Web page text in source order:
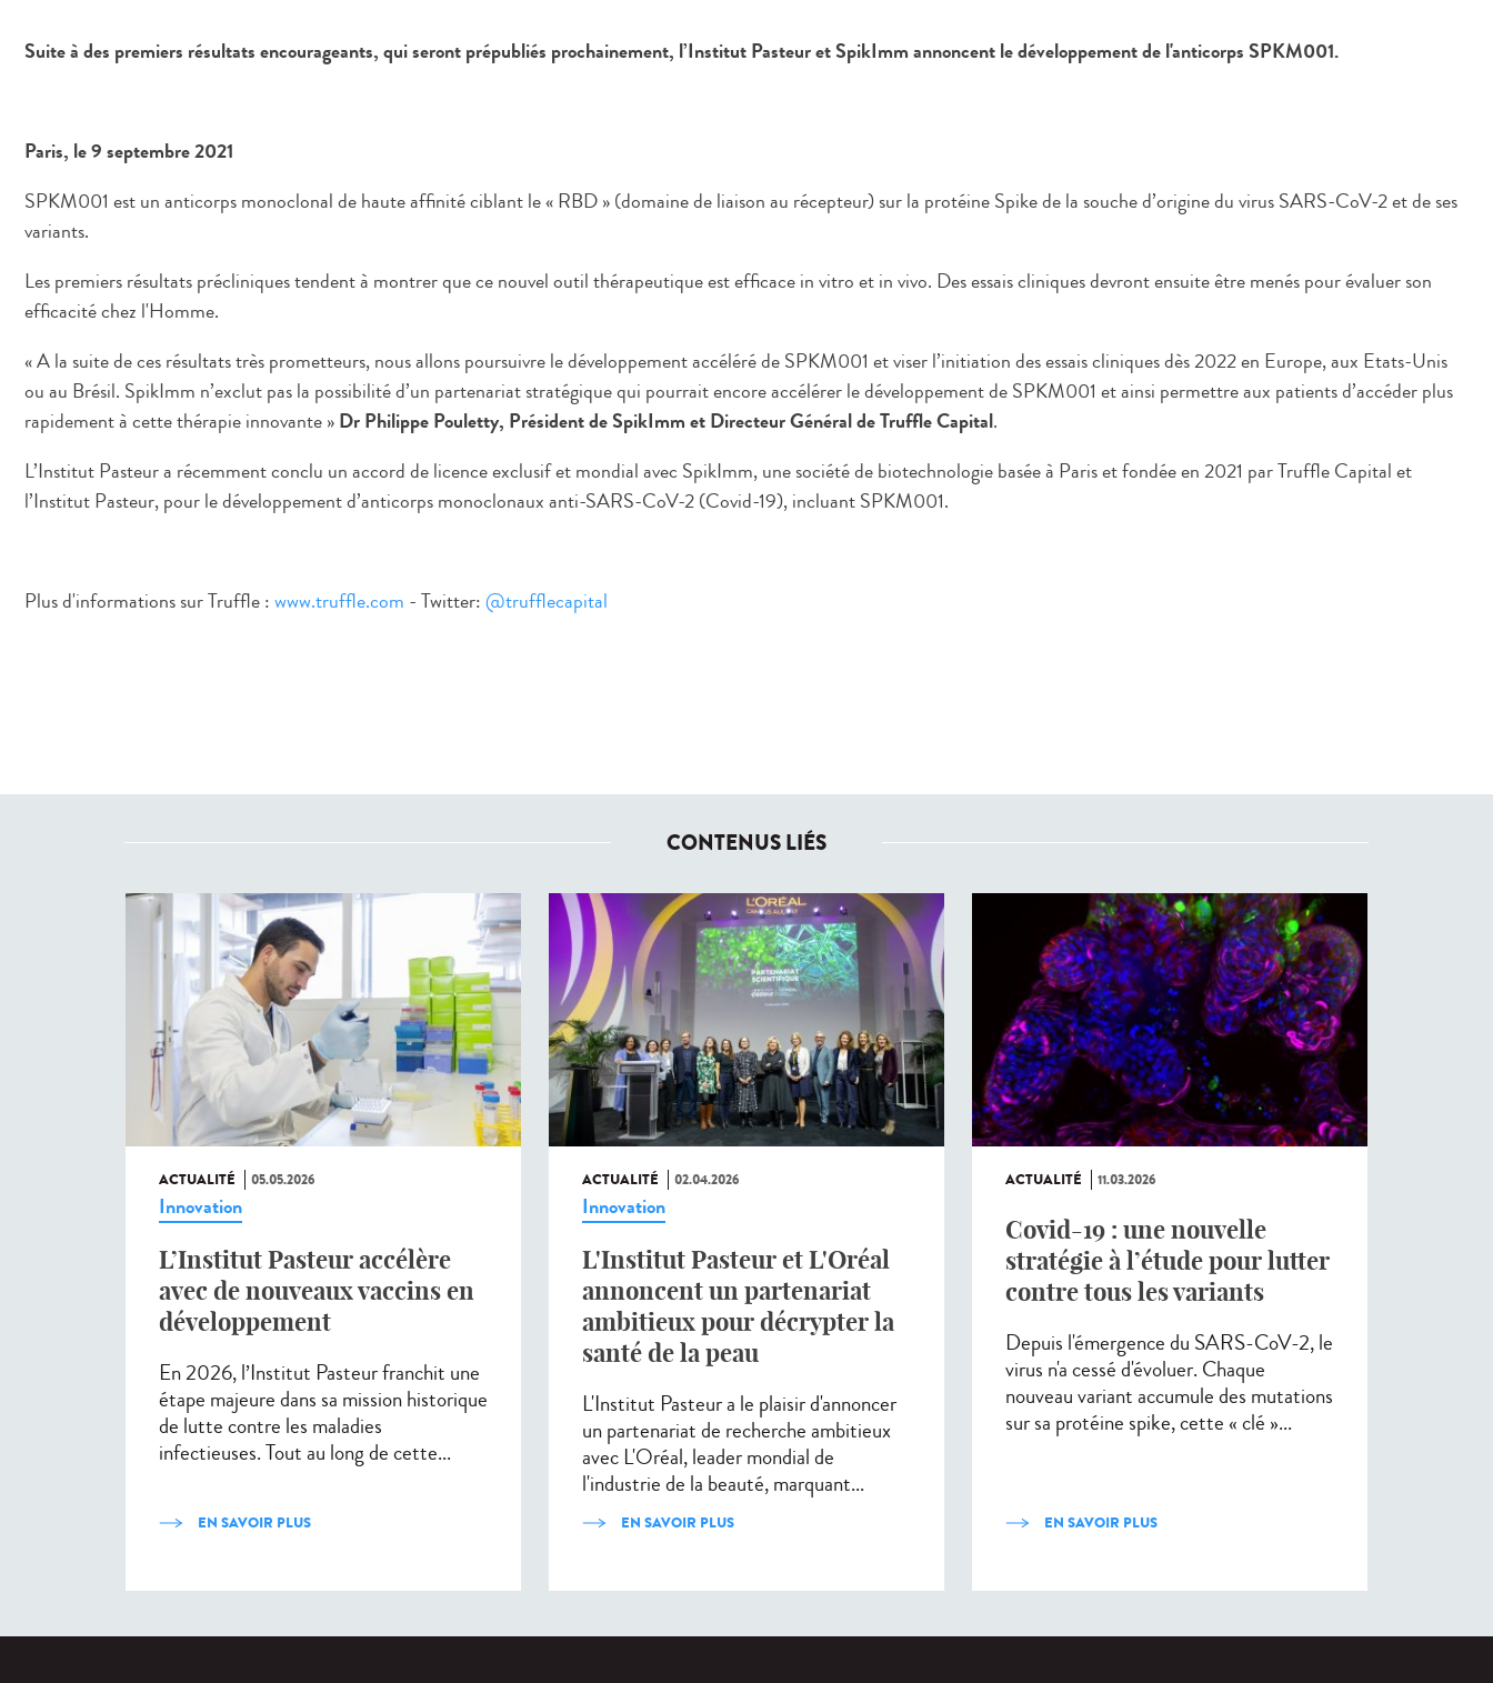
Suite à des premiers résultats encourageants, qui seront prépubliés prochainement, l’Institut Pasteur et SpikImm annoncent le développement de l'anticorps SPKM001.
Paris, le 9 septembre 2021
SPKM001 est un anticorps monoclonal de haute affinité ciblant le « RBD » (domaine de liaison au récepteur) sur la protéine Spike de la souche d’origine du virus SARS-CoV-2 et de ses
variants.
Les premiers résultats précliniques tendent à montrer que ce nouvel outil thérapeutique est efficace in vitro et in vivo. Des essais cliniques devront ensuite être menés pour évaluer son
efficacité chez l'Homme.
« A la suite de ces résultats très prometteurs, nous allons poursuivre le développement accéléré de SPKM001 et viser l’initiation des essais cliniques dès 2022 en Europe, aux Etats-Unis
ou au Brésil. SpikImm n’exclut pas la possibilité d’un partenariat stratégique qui pourrait encore accélérer le développement de SPKM001 et ainsi permettre aux patients d’accéder plus
rapidement à cette thérapie innovante »Dr Philippe Pouletty, Président de SpikImm et Directeur Général de Truffle Capital.
L’Institut Pasteur a récemment conclu un accord de licence exclusif et mondial avec SpikImm, une société de biotechnologie basée à Paris et fondée en 2021 par Truffle Capital et
l’Institut Pasteur, pour le développement d’anticorps monoclonaux anti-SARS-CoV-2 (Covid-19), incluant SPKM001.
Plus d'informations sur Truffle :www.truffle.com - Twitter:@trufflecapital
CONTENUS LIÉS
ACTUALITÉ 05.05.2026
Innovation
L’Institut Pasteur accélère
avec de nouveaux vaccins en
développement
En 2026, l’Institut Pasteur franchit une
étape majeure dans sa mission historique
de lutte contre les maladies
infectieuses. Tout au long de cette...
EN SAVOIR PLUS
ACTUALITÉ 02.04.2026
Innovation
L'Institut Pasteur et L'Oréal
annoncent un partenariat
ambitieux pour décrypter la
santé de la peau
L'Institut Pasteur a le plaisir d'annoncer
un partenariat de recherche ambitieux
avec L'Oréal, leader mondial de
l'industrie de la beauté, marquant...
EN SAVOIR PLUS
ACTUALITÉ 11.03.2026
Covid-19 : une nouvelle
stratégie à l’étude pour lutter
contre tous les variants
Depuis l'émergence du SARS-CoV-2, le
virus n'a cessé d'évoluer. Chaque
nouveau variant accumule des mutations
sur sa protéine spike, cette « clé »...
EN SAVOIR PLUS